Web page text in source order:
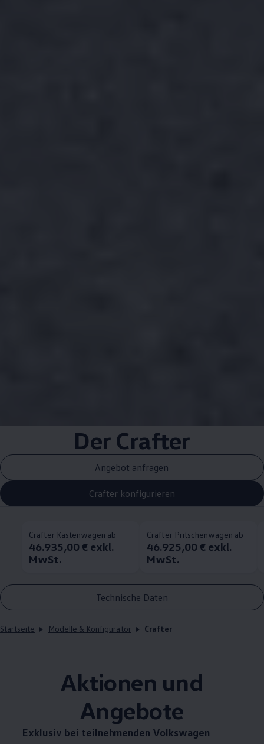
Der Crafter
Angebot anfragen
Crafter konfigurieren
Crafter Kastenwagen ab
46.935,00 € exkl.
MwSt.
Crafter Pritschenwagen ab
46.925,00 € exkl.
MwSt.
Technische Daten
Startseite Modelle & Konfigurator Crafter
Aktionen und
Angebote
Exklusiv bei teilnehmenden Volkswagen